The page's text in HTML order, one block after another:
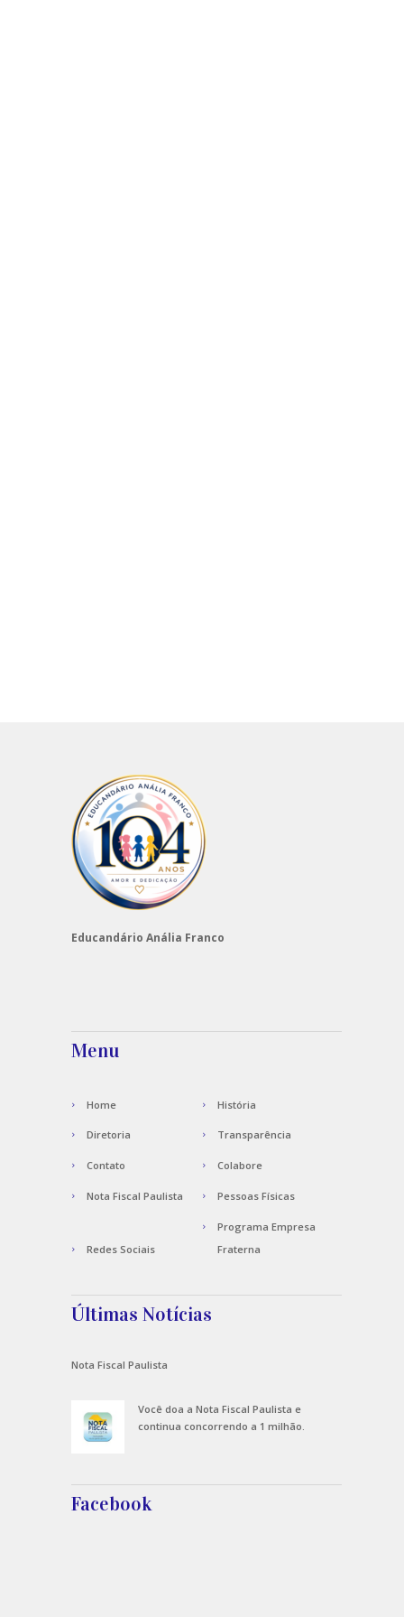
Educandário Anália Franco
Menu
Home História
Diretoria Transparência
Contato Colabore
Nota Fiscal Paulista Pessoas Físicas
Redes Sociais
Programa Empresa
Fraterna
Últimas Notícias
Nota Fiscal Paulista
Você doa a Nota Fiscal Paulista e
continua concorrendo a 1 milhão.
Facebook